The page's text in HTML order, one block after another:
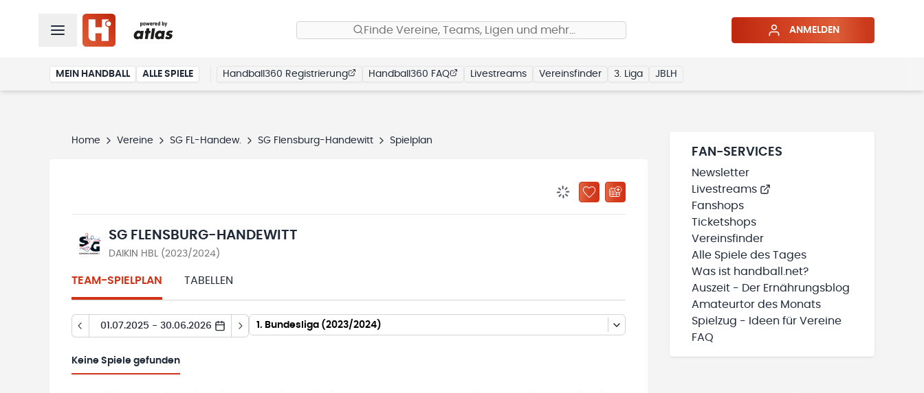
Finde Vereine, Teams, Ligen und mehr… ANMELDEN
MEIN HANDBALL ALLE SPIELE Handball360 Registrierung Handball360 FAQ Livestreams Vereinsfinder 3. Liga JBLH
Home Vereine SG FL-Handew. SG Flensburg-Handewitt Spielplan
BENACHRICHTIGUNGSSTATUS WIRD GELADEN
ZU „MEINE TEAMS“ HINZUFÜGEN
SG FLENSBURG-HANDEWITT
DAIKIN HBL (2023/2024)
TEAM-SPIELPLAN TABELLEN
01.07.2025 - 30.06.2026 1. Bundesliga (2023/2024)
Keine Spiele gefunden
FAN-SERVICES
Newsletter
Livestreams
Fanshops
Ticketshops
Vereinsfinder
Alle Spiele des Tages
Was ist handball.net?
Auszeit - Der Ernährungsblog
Amateurtor des Monats
Spielzug - Ideen für Vereine
FAQ